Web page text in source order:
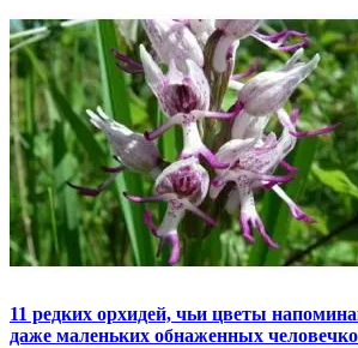
11 редких орхидей, чьи цветы
даже маленьких обнаженных